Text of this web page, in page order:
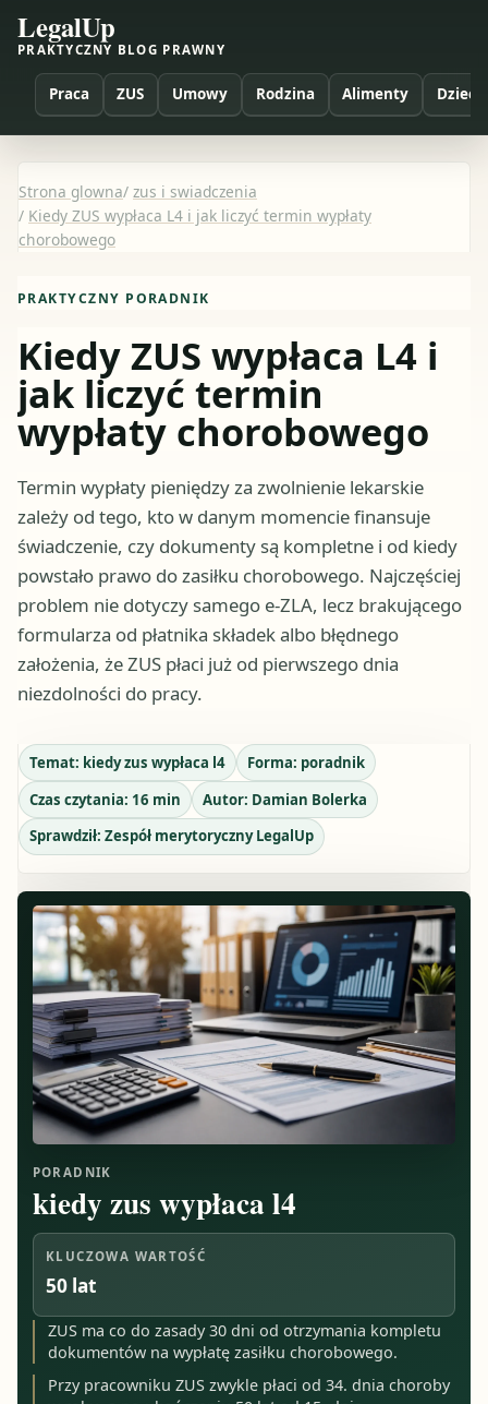
LegalUp
PRAKTYCZNY BLOG PRAWNY
Praca ZUS Umowy Rodzina Alimenty Dzieci
Strona glowna/ zus i swiadczenia
/ Kiedy ZUS wypłaca L4 i jak liczyć termin wypłaty
chorobowego
PRAKTYCZNY PORADNIK
Kiedy ZUS wypłaca L4 i
jak liczyć termin
wypłaty chorobowego
Termin wypłaty pieniędzy za zwolnienie lekarskie
zależy od tego, kto w danym momencie finansuje
świadczenie, czy dokumenty są kompletne i od kiedy
powstało prawo do zasiłku chorobowego. Najczęściej
problem nie dotyczy samego e-ZLA, lecz brakującego
formularza od płatnika składek albo błędnego
założenia, że ZUS płaci już od pierwszego dnia
niezdolności do pracy.
Temat: kiedy zus wypłaca l4 Forma: poradnik
Czas czytania: 16 min Autor: Damian Bolerka
Sprawdził: Zespół merytoryczny LegalUp
PORADNIK
kiedy zus wypłaca l4
KLUCZOWA WARTOŚĆ
50 lat
ZUS ma co do zasady 30 dni od otrzymania kompletu
dokumentów na wypłatę zasiłku chorobowego.
Przy pracowniku ZUS zwykle płaci od 34. dnia choroby